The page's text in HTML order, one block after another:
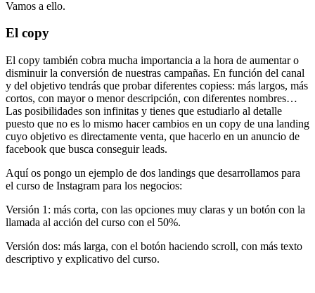
Vamos a ello.
El copy
El copy también cobra mucha importancia a la hora de aumentar o
disminuir la conversión de nuestras campañas. En función del canal
y del objetivo tendrás que probar diferentes copiess: más largos, más
cortos, con mayor o menor descripción, con diferentes nombres…
Las posibilidades son infinitas y tienes que estudiarlo al detalle
puesto que no es lo mismo hacer cambios en un copy de una landing
cuyo objetivo es directamente venta, que hacerlo en un anuncio de
facebook que busca conseguir leads.
Aquí os pongo un ejemplo de dos landings que desarrollamos para
el curso de Instagram para los negocios:
Versión 1: más corta, con las opciones muy claras y un botón con la
llamada al acción del curso con el 50%.
Versión dos: más larga, con el botón haciendo scroll, con más texto
descriptivo y explicativo del curso.